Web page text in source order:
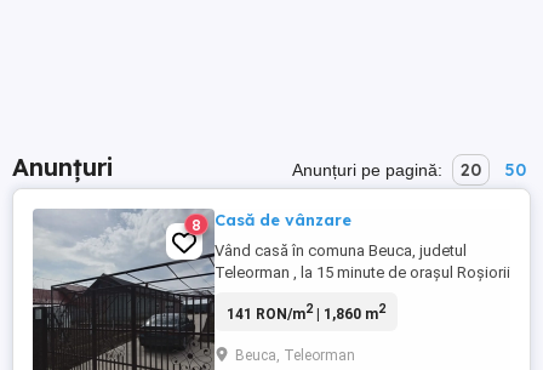
Anunțuri Anunțuri pe pagină: 20 50
8 Casă de vânzare
Vând casă în comuna Beuca, judetul
Teleorman , la 15 minute de orașul Roșiorii
dormitoare, baie , bucătărie, sufragerie cu
mobilata SI utilata. Curtea are o suprafață
141 RON/m2| 1,860 m2
Beuca, Teleorman